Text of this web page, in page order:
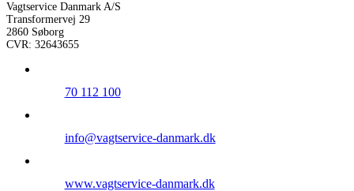
Vagtservice Danmark A/S
Transformervej 29
2860 Søborg
CVR: 32643655
70 112 100
info@vagtservice-danmark.dk
www.vagtservice-danmark.dk